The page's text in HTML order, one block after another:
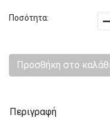
Ποσότητα:
Προσθήκη στο
Περιγραφή